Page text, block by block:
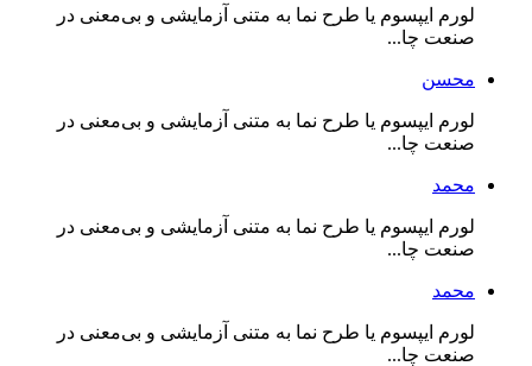
لورم ایپسوم یا طرح‌ نما به متنی آزمایشی و بی‌معنی در
صنعت چا...
محسن
لورم ایپسوم یا طرح‌ نما به متنی آزمایشی و بی‌معنی در
صنعت چا...
محمد
لورم ایپسوم یا طرح‌ نما به متنی آزمایشی و بی‌معنی در
صنعت چا...
محمد
لورم ایپسوم یا طرح‌ نما به متنی آزمایشی و بی‌معنی در
صنعت چا...